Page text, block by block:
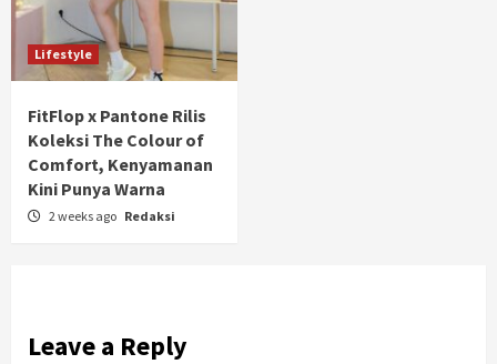
Lifestyle
FitFlop x Pantone Rilis
Koleksi The Colour of
Comfort, Kenyamanan
Kini Punya Warna
2 weeks ago Redaksi
Leave a Reply